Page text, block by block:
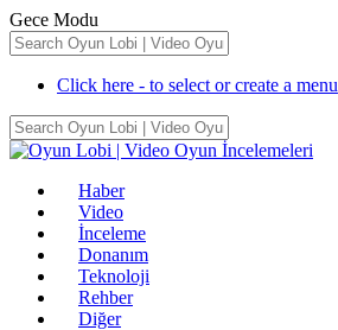
Gece Modu
Click here - to select or create a menu
Haber
Video
İnceleme
Donanım
Teknoloji
Rehber
Diğer